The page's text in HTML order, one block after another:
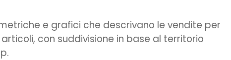
e grafici che descrivano le vendite per
con suddivisione in base al territorio